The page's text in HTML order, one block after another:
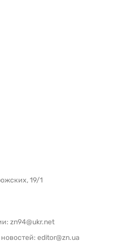
19/1
zn94@ukr.net
editor@zn.ua